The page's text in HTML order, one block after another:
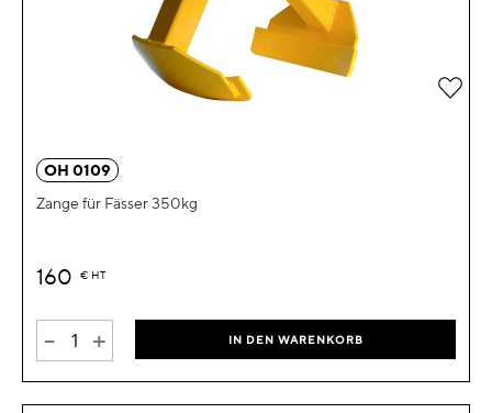
OH 0109
Zange für Fässer 350kg
160 € HT
- + IN DEN WARENKORB
Zur